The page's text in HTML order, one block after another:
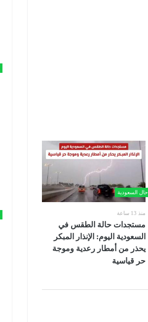
حال السعودية
منذ 13 ساعة
مستجدات حالة الطقس في
السعودية اليوم: الإنذار المبكر
يحذر من أمطار رعدية وموجة
حر قياسية